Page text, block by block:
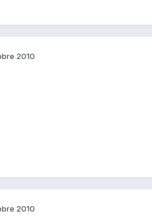
2010
2010